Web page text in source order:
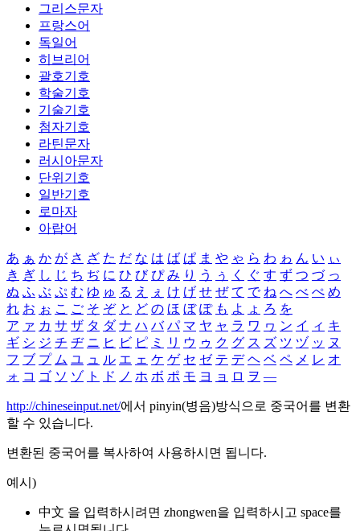
그리스문자
프랑스어
독일어
히브리어
괄호기호
학술기호
기술기호
첨자기호
라틴문자
러시아문자
단위기호
일반기호
로마자
아랍어
あ ぁ か が さ ざ た だ な は ば ぱ ま や ゃ ら わ ゎ ん い ぃ
き ぎ し じ ち ぢ に ひ び ぴ み り う ぅ く ぐ す ず つ づ っ
ぬ ふ ぶ ぷ む ゆ ゅ る え ぇ け げ せ ぜ て で ね へ べ ぺ め
れ お ぉ こ ご そ ぞ と ど の ほ ぼ ぽ も よ ょ ろ を
ア ァ カ サ ザ タ ダ ナ ハ バ パ マ ヤ ャ ラ ワ ヮ ン イ ィ キ
ギ シ ジ チ ヂ ニ ヒ ビ ピ ミ リ ウ ゥ ク グ ス ズ ツ ヅ ッ ヌ
フ ブ プ ム ユ ュ ル エ ェ ケ ゲ セ ゼ テ デ ヘ ベ ペ メ レ オ
ォ コ ゴ ソ ゾ ト ド ノ ホ ボ ポ モ ヨ ョ ロ ヲ ―
http://chineseinput.net/에서 pinyin(병음)방식으로 중국어를 변환
할 수 있습니다.
변환된 중국어를 복사하여 사용하시면 됩니다.
예시)
中文 을 입력하시려면 zhongwen을 입력하시고 space를